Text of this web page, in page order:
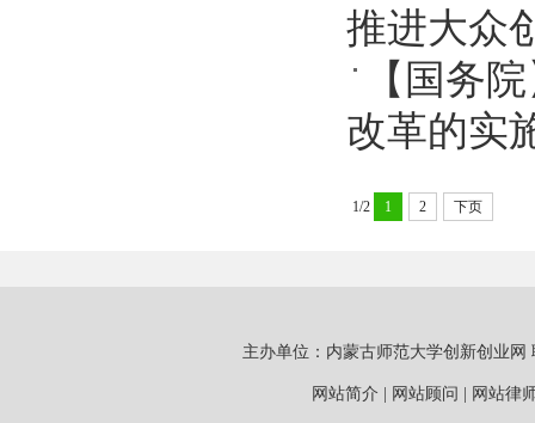
推进大众
【国务
改革的实
1/2 1 2 下页
主办单位：内蒙古师范大学创新创业网
网站简介 | 网站顾问 | 网站律